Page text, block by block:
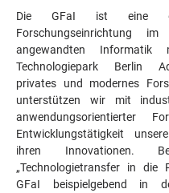
Die GFaI ist eine
Forschungseinrichtung
angewandten
Technologiepark Berlin
privates und modernes
unterstützen wir mit
anwendungsorientierter
Entwicklungstätigkeit
ihren Innovationen.
„Technologietransfer in die
GFaI beispielgebend in